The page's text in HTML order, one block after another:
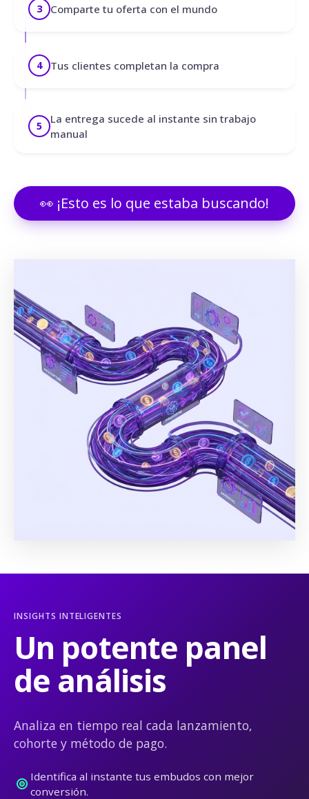
3 Comparte tu oferta con el mundo
4 Tus clientes completan la compra
5
La entrega sucede al instante sin trabajo
manual
👀 ¡Esto es lo que estaba buscando!
INSIGHTS INTELIGENTES
Un potente panel
de análisis
Analiza en tiempo real cada lanzamiento,
cohorte y método de pago.
Identifica al instante tus embudos con mejor
conversión.